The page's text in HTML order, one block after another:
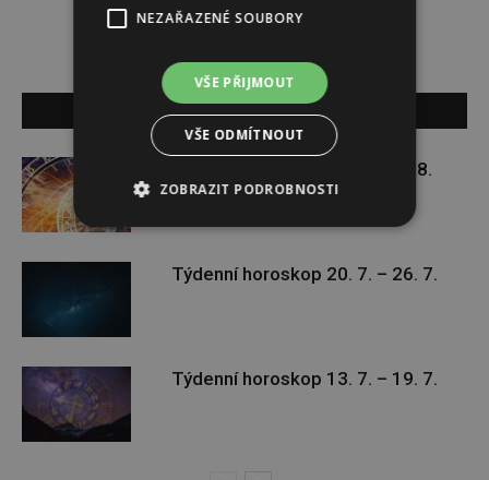
SOUVISEJÍCÍ ČLÁNKY
Týdenní horoskop 27. 7. – 2. 8.
Týdenní horoskop 20. 7. – 26. 7.
Týdenní horoskop 13. 7. – 19. 7.
NEZAŘAZENÉ SOUBORY
VŠE PŘIJMOUT
VŠE ODMÍTNOUT
ZOBRAZIT PODROBNOSTI